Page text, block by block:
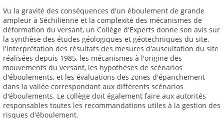
Vu la gravité des conséquences d'un éboulement de grande
ampleur à Séchilienne et la complexité des mécanismes de
déformation du versant, un Collège d'Experts donne son avis sur
la synthèse des études géologiques et géotechniques du site,
l'interprétation des résultats des mesures d'auscultation du site
réalisées depuis 1985, les mécanismes à l'origine des
mouvements du versant, les hypothèses de scénarios
d'éboulements, et les évaluations des zones d'épanchement
dans la vallée correspondant aux différents scénarios
d'éboulements. Le collège doit également faire aux autorités
responsables toutes les recommandations utiles à la gestion des
risques d'éboulement.